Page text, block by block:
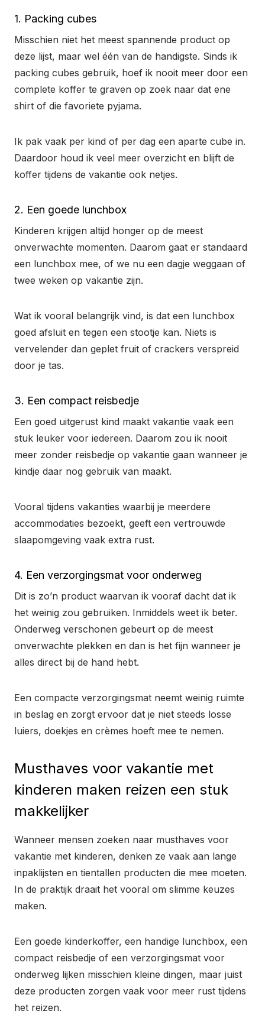
1. Packing cubes
Misschien niet het meest spannende product op
deze lijst, maar wel één van de handigste. Sinds ik
packing cubes gebruik, hoef ik nooit meer door een
complete koffer te graven op zoek naar dat ene
shirt of die favoriete pyjama.
Ik pak vaak per kind of per dag een aparte cube in.
Daardoor houd ik veel meer overzicht en blijft de
koffer tijdens de vakantie ook netjes.
2. Een goede lunchbox
Kinderen krijgen altijd honger op de meest
onverwachte momenten. Daarom gaat er standaard
een lunchbox mee, of we nu een dagje weggaan of
twee weken op vakantie zijn.
Wat ik vooral belangrijk vind, is dat een lunchbox
goed afsluit en tegen een stootje kan. Niets is
vervelender dan geplet fruit of crackers verspreid
door je tas.
3. Een compact reisbedje
Een goed uitgerust kind maakt vakantie vaak een
stuk leuker voor iedereen. Daarom zou ik nooit
meer zonder reisbedje op vakantie gaan wanneer je
kindje daar nog gebruik van maakt.
Vooral tijdens vakanties waarbij je meerdere
accommodaties bezoekt, geeft een vertrouwde
slaapomgeving vaak extra rust.
4. Een verzorgingsmat voor onderweg
Dit is zo’n product waarvan ik vooraf dacht dat ik
het weinig zou gebruiken. Inmiddels weet ik beter.
Onderweg verschonen gebeurt op de meest
onverwachte plekken en dan is het fijn wanneer je
alles direct bij de hand hebt.
Een compacte verzorgingsmat neemt weinig ruimte
in beslag en zorgt ervoor dat je niet steeds losse
luiers, doekjes en crèmes hoeft mee te nemen.
Musthaves voor vakantie met
kinderen maken reizen een stuk
makkelijker
Wanneer mensen zoeken naar musthaves voor
vakantie met kinderen, denken ze vaak aan lange
inpaklijsten en tientallen producten die mee moeten.
In de praktijk draait het vooral om slimme keuzes
maken.
Een goede kinderkoffer, een handige lunchbox, een
compact reisbedje of een verzorgingsmat voor
onderweg lijken misschien kleine dingen, maar juist
deze producten zorgen vaak voor meer rust tijdens
het reizen.